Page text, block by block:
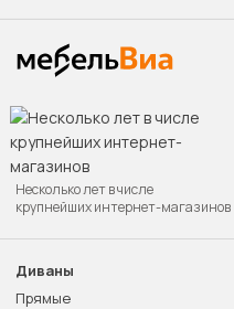
Несколько лет в числе
крупнейших интернет-магазинов
Диваны
Прямые